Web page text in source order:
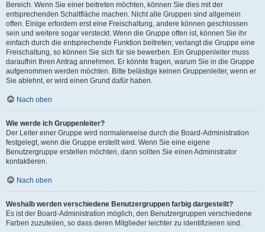
Bereich. Wenn Sie einer beitreten möchten, können Sie dies mit der
entsprechenden Schaltfläche machen. Nicht alle Gruppen sind allgemein
offen. Einige erfordern erst eine Freischaltung, andere können geschlossen
sein und weitere sogar versteckt. Wenn die Gruppe offen ist, können Sie ihr
einfach durch die entsprechende Funktion beitreten; verlangt die Gruppe eine
Freischaltung, so können Sie sich für sie bewerben. Ein Gruppenleiter muss
daraufhin Ihren Antrag annehmen. Er könnte fragen, warum Sie in die Gruppe
aufgenommen werden möchten. Bitte belästige keinen Gruppenleiter, wenn er
Sie ablehnt, er wird einen Grund dafür haben.
Nach oben
Wie werde ich Gruppenleiter?
Der Leiter einer Gruppe wird normalerweise durch die Board-Administration
festgelegt, wenn die Gruppe erstellt wird. Wenn Sie eine eigene
Benutzergruppe erstellen möchten, dann sollten Sie einen Administrator
kontaktieren.
Nach oben
Weshalb werden verschiedene Benutzergruppen farbig dargestellt?
Es ist der Board-Administration möglich, den Benutzergruppen verschiedene
Farben zuzuteilen, so dass deren Mitglieder leichter zu identifizieren sind.